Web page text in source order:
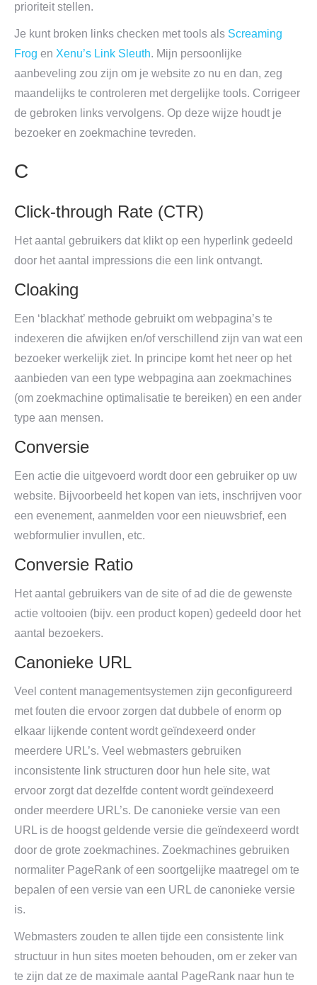
prioriteit stellen.
Je kunt broken links checken met tools als Screaming
Frog en Xenu’s Link Sleuth. Mijn persoonlijke
aanbeveling zou zijn om je website zo nu en dan, zeg
maandelijks te controleren met dergelijke tools. Corrigeer
de gebroken links vervolgens. Op deze wijze houdt je
bezoeker en zoekmachine tevreden.
C
Click-through Rate (CTR)
Het aantal gebruikers dat klikt op een hyperlink gedeeld
door het aantal impressions die een link ontvangt.
Cloaking
Een ‘blackhat’ methode gebruikt om webpagina’s te
indexeren die afwijken en/of verschillend zijn van wat een
bezoeker werkelijk ziet. In principe komt het neer op het
aanbieden van een type webpagina aan zoekmachines
(om zoekmachine optimalisatie te bereiken) en een ander
type aan mensen.
Conversie
Een actie die uitgevoerd wordt door een gebruiker op uw
website. Bijvoorbeeld het kopen van iets, inschrijven voor
een evenement, aanmelden voor een nieuwsbrief, een
webformulier invullen, etc.
Conversie Ratio
Het aantal gebruikers van de site of ad die de gewenste
actie voltooien (bijv. een product kopen) gedeeld door het
aantal bezoekers.
Canonieke URL
Veel content managementsystemen zijn geconfigureerd
met fouten die ervoor zorgen dat dubbele of enorm op
elkaar lijkende content wordt geïndexeerd onder
meerdere URL’s. Veel webmasters gebruiken
inconsistente link structuren door hun hele site, wat
ervoor zorgt dat dezelfde content wordt geïndexeerd
onder meerdere URL’s. De canonieke versie van een
URL is de hoogst geldende versie die geïndexeerd wordt
door de grote zoekmachines. Zoekmachines gebruiken
normaliter PageRank of een soortgelijke maatregel om te
bepalen of een versie van een URL de canonieke versie
is.
Webmasters zouden te allen tijde een consistente link
structuur in hun sites moeten behouden, om er zeker van
te zijn dat ze de maximale aantal PageRank naar hun te